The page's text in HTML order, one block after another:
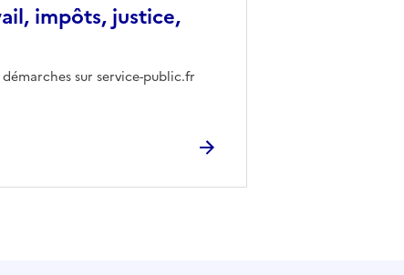
impôts, justice,
sur service-public.fr